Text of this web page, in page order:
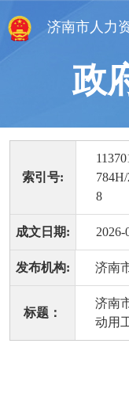
济南市人力
政
索引号:
8
成文日期: 2026-
发布机构: 济南
标题：
济南
动用